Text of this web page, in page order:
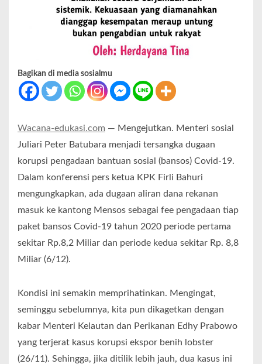
Bagikan di media sosialmu
Wacana-edukasi.com — Mengejutkan. Menteri sosial
Juliari Peter Batubara menjadi tersangka dugaan
korupsi pengadaan bantuan sosial (bansos) Covid-19.
Dalam konferensi pers ketua KPK Firli Bahuri
mengungkapkan, ada dugaan aliran dana rekanan
masuk ke kantong Mensos sebagai fee pengadaan tiap
paket bansos Covid-19 tahun 2020 periode pertama
sekitar Rp.8,2 Miliar dan periode kedua sekitar Rp. 8,8
Miliar (6/12).
Kondisi ini semakin memprihatinkan. Mengingat,
seminggu sebelumnya, kita pun dikagetkan dengan
kabar Menteri Kelautan dan Perikanan Edhy Prabowo
yang terjerat kasus korupsi ekspor benih lobster
(26/11). Sehingga, jika ditilik lebih jauh, dua kasus ini